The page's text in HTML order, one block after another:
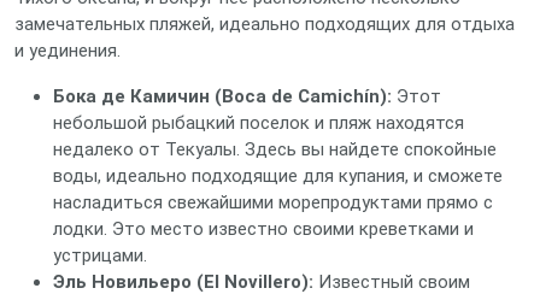
замечательных пляжей, идеально подходящих для отдыха
и уединения.
Бока де Камичин (Boca de Camichín): Этот
небольшой рыбацкий поселок и пляж находятся
недалеко от Текуалы. Здесь вы найдете спокойные
воды, идеально подходящие для купания, и сможете
насладиться свежайшими морепродуктами прямо с
лодки. Это место известно своими креветками и
устрицами.
Эль Новильеро (El Novillero): Известный своим